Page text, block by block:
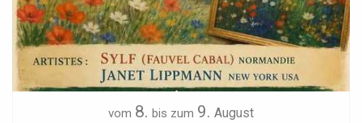
vom 8. bis zum 9. August